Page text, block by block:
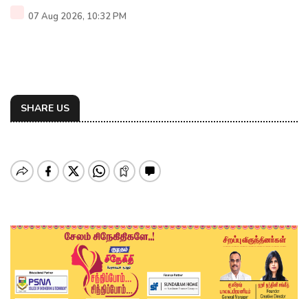
07 Aug 2026, 10:32 PM
SHARE US